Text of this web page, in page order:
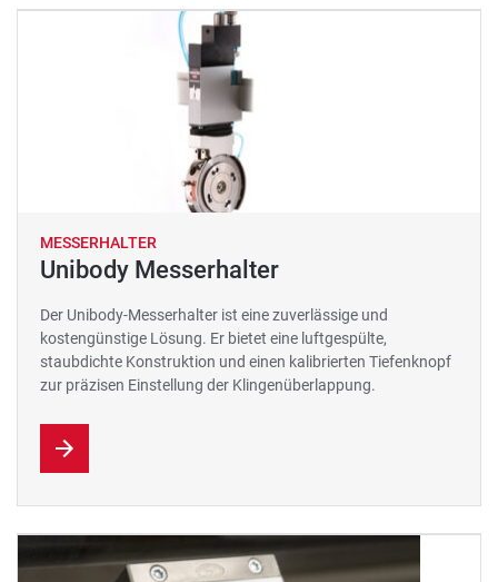
MESSERHALTER
Unibody Messerhalter
Der Unibody-Messerhalter ist eine zuverlässige und
kostengünstige Lösung. Er bietet eine luftgespülte,
staubdichte Konstruktion und einen kalibrierten Tiefenknopf
zur präzisen Einstellung der Klingenüberlappung.